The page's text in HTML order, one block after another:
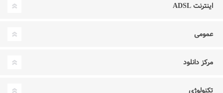
اینترنت ADSL
عمومی
مرکز دانلود
تکنولوژی